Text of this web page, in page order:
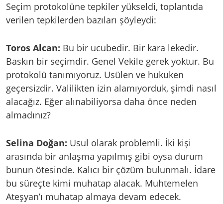
Seçim protokolüne tepkiler yükseldi, toplantıda
verilen tepkilerden bazıları şöyleydi:
Toros Alcan: Bu bir ucubedir. Bir kara lekedir.
Baskın bir seçimdir. Genel Vekile gerek yoktur. Bu
protokolü tanımıyoruz. Usülen ve hukuken
geçersizdir. Valilikten izin alamıyorduk, şimdi nasıl
alacağız. Eğer alınabiliyorsa daha önce neden
almadınız?
Selina Doğan: Usul olarak problemli. İki kişi
arasında bir anlaşma yapılmış gibi oysa durum
bunun ötesinde. Kalıcı bir çözüm bulunmalı. İdare
bu süreçte kimi muhatap alacak. Muhtemelen
Ateşyan’ı muhatap almaya devam edecek.